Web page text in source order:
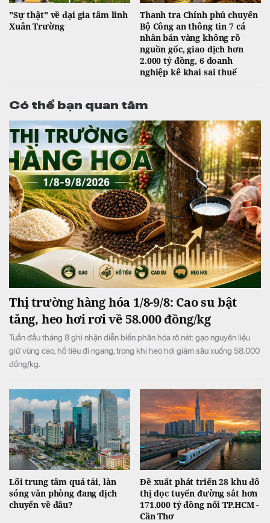
"Sự thật" về đại gia tâm linh
Xuân Trường
Thanh tra Chính phủ chuyển
Bộ Công an thông tin 7 cá
nhân bán vàng không rõ
nguồn gốc, giao dịch hơn
2.000 tỷ đồng, 6 doanh
nghiệp kê khai sai thuế
Có thể bạn quan tâm
Thị trường hàng hóa 1/8-9/8: Cao su bật
tăng, heo hơi rơi về 58.000 đồng/kg
Tuần đầu tháng 8 ghi nhận diễn biến phân hóa rõ nét: gạo nguyên liệu
giữ vùng cao, hồ tiêu đi ngang, trong khi heo hơi giảm sâu xuống 58.000
đồng/kg.
Lõi trung tâm quá tải, làn
sóng văn phòng đang dịch
chuyển về đâu?
Đề xuất phát triển 28 khu đô
thị dọc tuyến đường sắt hơn
171.000 tỷ đồng nối TP.HCM -
Cần Thơ